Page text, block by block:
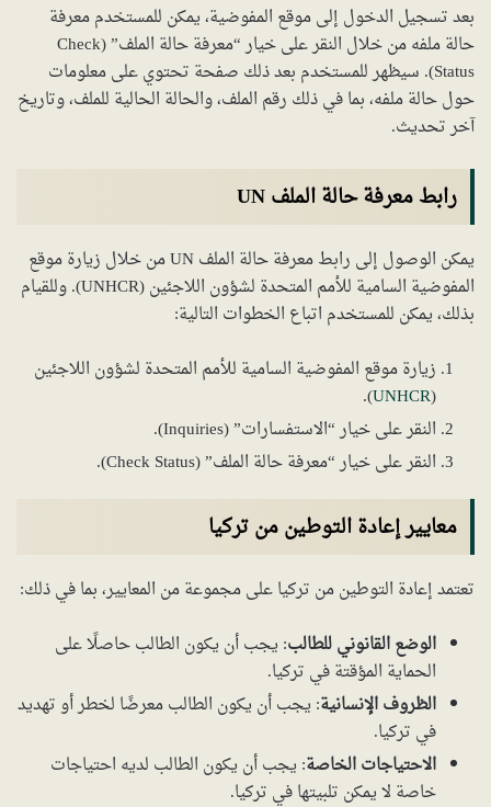
بعد تسجيل الدخول إلى موقع المفوضية، يمكن للمستخدم معرفة
حالة ملفه من خلال النقر على خيار “معرفة حالة الملف” (Check
Status). سيظهر للمستخدم بعد ذلك صفحة تحتوي على معلومات
حول حالة ملفه، بما في ذلك رقم الملف، والحالة الحالية للملف، وتاريخ
آخر تحديث.
رابط معرفة حالة الملف UN
يمكن الوصول إلى رابط معرفة حالة الملف UN من خلال زيارة موقع
المفوضية السامية للأمم المتحدة لشؤون اللاجئين (UNHCR). وللقيام
بذلك، يمكن للمستخدم اتباع الخطوات التالية:
زيارة موقع المفوضية السامية للأمم المتحدة لشؤون اللاجئين
(
UNHCR
).
النقر على خيار “الاستفسارات” (Inquiries).
النقر على خيار “معرفة حالة الملف” (Check Status).
معايير إعادة التوطين من تركيا
تعتمد إعادة التوطين من تركيا على مجموعة من المعايير، بما في ذلك:
الوضع القانوني للطالب: يجب أن يكون الطالب حاصلًا على
الحماية المؤقتة في تركيا.
الظروف الإنسانية: يجب أن يكون الطالب معرضًا لخطر أو تهديد
في تركيا.
الاحتياجات الخاصة: يجب أن يكون الطالب لديه احتياجات
خاصة لا يمكن تلبيتها في تركيا.